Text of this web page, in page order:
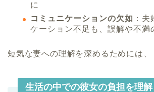
に
コミュニケーションの欠如 ：
ケーション不足も、誤解や不満
短気な妻への理解を深めるためには、
生活の中での彼女の負担を理解